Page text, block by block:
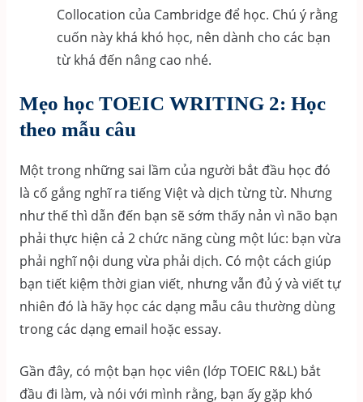
Collocation của Cambridge để học. Chú ý rằng
cuốn này khá khó học, nên dành cho các bạn
từ khá đến nâng cao nhé.
Mẹo học TOEIC WRITING 2: Học
theo mẫu câu
Một trong những sai lầm của người bắt đầu học đó
là cố gắng nghĩ ra tiếng Việt và dịch từng từ. Nhưng
như thế thì dẫn đến bạn sẽ sớm thấy nản vì não bạn
phải thực hiện cả 2 chức năng cùng một lúc: bạn vừa
phải nghĩ nội dung vừa phải dịch. Có một cách giúp
bạn tiết kiệm thời gian viết, nhưng vẫn đủ ý và viết tự
nhiên đó là hãy học các dạng mẫu câu thường dùng
trong các dạng email hoặc essay.
Gần đây, có một bạn học viên (lớp TOEIC R&L) bắt
đầu đi làm, và nói với mình rằng, bạn ấy gặp khó